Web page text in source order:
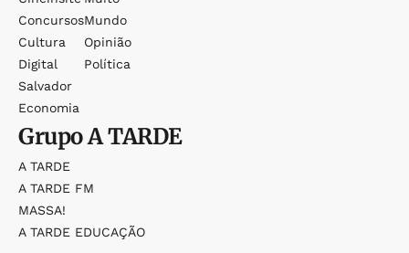
Concursos
Cultura
Digital
Salvador
Economia
Mundo
Opinião
Política
GrupoA TARDE
A TARDE
A TARDE FM
MASSA!
A TARDE EDUCAÇÃO